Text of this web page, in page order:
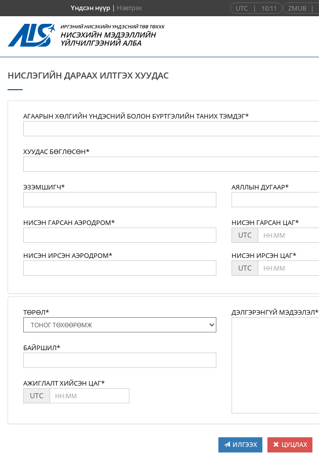
Үндсэн нүүр| Нэвтрэх UTC | 10:11 ZMUB |
ИРГЭНИЙ НИСЭХИЙН ҮНДЭСНИЙ ТӨВ ТӨХХК
НИСЭХИЙН МЭДЭЭЛЛИЙН
ҮЙЛЧИЛГЭЭНИЙ АЛБА
НИСЛЭГИЙН ДАРААХ ИЛТГЭХ ХУУДАС
АГААРЫН ХӨЛГИЙН ҮНДЭСНИЙ БОЛОН БҮРТГЭЛИЙН ТАНИХ ТЭМДЭГ*
ХУУДАС БӨГЛӨСӨН*
ЭЗЭМШИГЧ* АЯЛЛЫН ДУГААР*
НИСЭН ГАРСАН АЭРОДРОМ* НИСЭН ГАРСАН ЦАГ*
UTC
НИСЭН ИРСЭН АЭРОДРОМ* НИСЭН ИРСЭН ЦАГ*
UTC
ТӨРӨЛ*
БАЙРШИЛ*
АЖИГЛАЛТ ХИЙСЭН ЦАГ*
UTC
ДЭЛГЭРЭНГҮЙ МЭДЭЭЛЭЛ*
ИЛГЭЭХ ЦУЦЛАХ